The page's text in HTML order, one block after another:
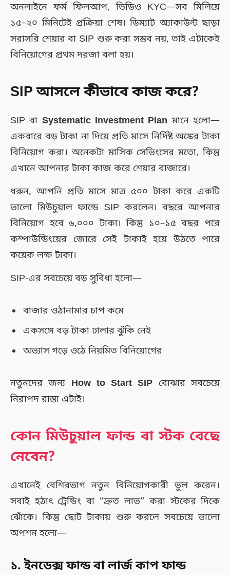
অনলাইনে ফর্ম ফিলআপ, ভিডিও KYC—সব মিলিয়ে
১৫–২০ মিনিটেই প্রক্রিয়া শেষ। ডিম্যাট অ্যাকাউন্ট ছাড়া
সরাসরি শেয়ার বা SIP শুরু করা সম্ভব নয়, তাই এটাকেই
বিনিয়োগের প্রথম দরজা বলা হয়।
SIP আসলে কীভাবে কাজ করে?
SIP বা Systematic Investment Plan মানে হলো—
একবারে বড় টাকা না দিয়ে প্রতি মাসে নির্দিষ্ট অঙ্কের টাকা
বিনিয়োগ করা। অনেকটা মাসিক সেভিংসের মতো, কিন্তু
এখানে আপনার টাকা কাজ করে শেয়ার বাজারে।
ধরুন, আপনি প্রতি মাসে মাত্র ৫০০ টাকা করে একটি
ভালো মিউচুয়াল ফান্ডে SIP করলেন। বছরে আপনার
বিনিয়োগ হবে ৬,০০০ টাকা। কিন্তু ১০–১৫ বছর পরে
কম্পাউন্ডিংয়ের জোরে সেই টাকাই হয়ে উঠতে পারে
কয়েক লক্ষ টাকা।
SIP-এর সবচেয়ে বড় সুবিধা হলো—
বাজার ওঠানামার চাপ কমে
একসঙ্গে বড় টাকা ঢালার ঝুঁকি নেই
অভ্যাস গড়ে ওঠে নিয়মিত বিনিয়োগের
নতুনদের জন্য How to Start SIP বোঝার সবচেয়ে
নিরাপদ রাস্তা এটাই।
কোন মিউচুয়াল ফান্ড বা স্টক বেছে
নেবেন?
এখানেই বেশিরভাগ নতুন বিনিয়োগকারী ভুল করেন।
সবাই হঠাৎ ট্রেন্ডিং বা “দ্রুত লাভ” করা স্টকের দিকে
ঝোঁকে। কিন্তু ছোট টাকায় শুরু করলে সবচেয়ে ভালো
অপশন হলো—
১️. ইনডেক্স ফান্ড বা লার্জ কাপ ফান্ড